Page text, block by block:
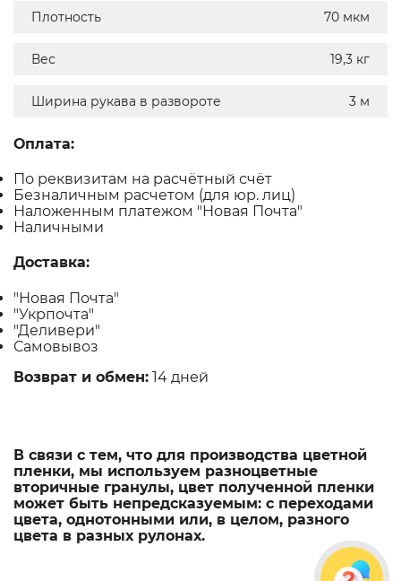
Плотность 70 мкм
Вес 19,3 кг
Ширина рукава в развороте 3 м
Оплата:
По реквизитам на расчётный счёт
Безналичным расчетом (для юр. лиц)
Наложенным платежом "Новая Почта"
Наличными
Доставка:
"Новая Почта"
"Укрпочта"
"Деливери"
Самовывоз
Возврат и обмен: 14 дней
В связи с тем, что для производства цветной
пленки, мы используем разноцветные
вторичные гранулы, цвет полученной пленки
может быть непредсказуемым: с переходами
цвета, однотонными или, в целом, разного
цвета в разных рулонах.